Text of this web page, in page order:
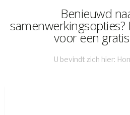
Benieuwd
voor een
U bevindt zich hier: